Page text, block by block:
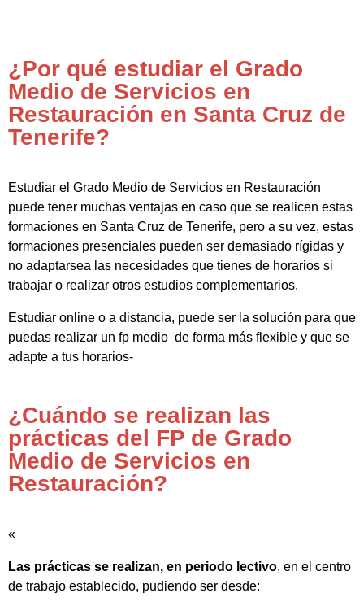
¿Por qué estudiar el Grado
Medio de Servicios en
Restauración en Santa Cruz de
Tenerife?
Estudiar el Grado Medio de Servicios en Restauración
puede tener muchas ventajas en caso que se realicen estas
formaciones en Santa Cruz de Tenerife, pero a su vez, estas
formaciones presenciales pueden ser demasiado rígidas y
no adaptarsea las necesidades que tienes de horarios si
trabajar o realizar otros estudios complementarios.
Estudiar online o a distancia, puede ser la solución para que
puedas realizar un fp medio de forma más flexible y que se
adapte a tus horarios-
¿Cuándo se realizan las
prácticas del FP de Grado
Medio de Servicios en
Restauración?
«
Las prácticas se realizan, en periodo lectivo, en el centro
de trabajo establecido, pudiendo ser desde: